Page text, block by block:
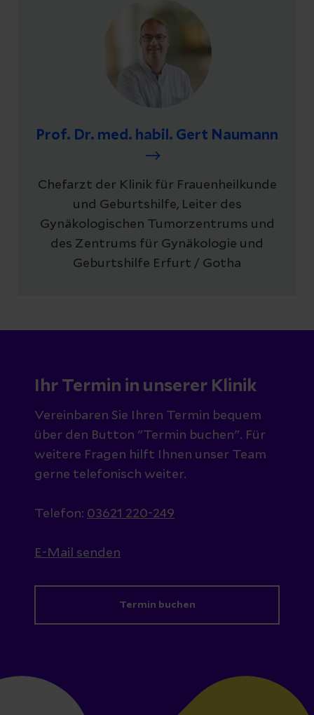
Prof. Dr. med. habil. Gert Naumann
Chefarzt der Klinik für Frauenheilkunde
und Geburtshilfe, Leiter des
Gynäkologischen Tumorzentrums und
des Zentrums für Gynäkologie und
Geburtshilfe Erfurt / Gotha
Ihr Termin in unserer Klinik
Vereinbaren Sie Ihren Termin bequem
über den Button "Termin buchen". Für
weitere Fragen hilft Ihnen unser Team
gerne telefonisch weiter.
Telefon: 03621 220-249
E-Mail senden
Termin buchen